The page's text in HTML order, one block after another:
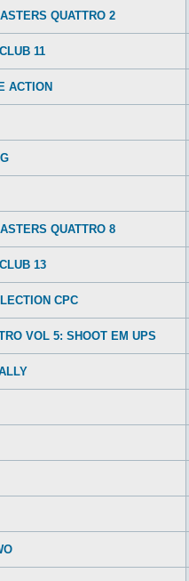
QUATTRO 2
11
ACTION
QUATTRO 8
13
CPC
VOL 5: SHOOT EM UPS